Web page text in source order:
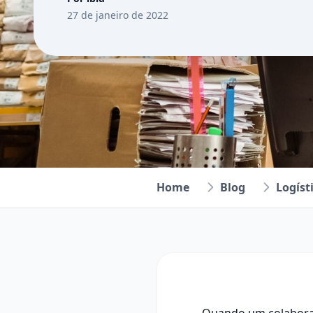
27 de janeiro de 2022
Home Blog